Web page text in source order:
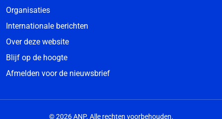
Organisaties
Internationale berichten
Over deze website
Blijf op de hoogte
Afmelden voor de nieuwsbrief
© 2026 ANP. Alle rechten voorbehouden.